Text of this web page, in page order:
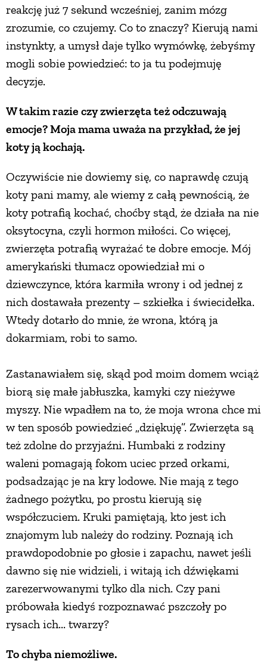
reakcję już 7 sekund wcześniej, zanim mózg
zrozumie, co czujemy. Co to znaczy? Kierują nami
instynkty, a umysł daje tylko wymówkę, żebyśmy
mogli sobie powiedzieć: to ja tu podejmuję
decyzje.
W takim razie czy zwierzęta też odczuwają
emocje? Moja mama uważa na przykład, że jej
koty ją kochają.
Oczywiście nie dowiemy się, co naprawdę czują
koty pani mamy, ale wiemy z całą pewnością, że
koty potrafią kochać, choćby stąd, że działa na nie
oksytocyna, czyli hormon miłości. Co więcej,
zwierzęta potrafią wyrażać te dobre emocje. Mój
amerykański tłumacz opowiedział mi o
dziewczynce, która karmiła wrony i od jednej z
nich dostawała prezenty – szkiełka i świecidełka.
Wtedy dotarło do mnie, że wrona, którą ja
dokarmiam, robi to samo.
Zastanawiałem się, skąd pod moim domem wciąż
biorą się małe jabłuszka, kamyki czy nieżywe
myszy. Nie wpadłem na to, że moja wrona chce mi
w ten sposób powiedzieć „dziękuję”. Zwierzęta są
też zdolne do przyjaźni. Humbaki z rodziny
waleni pomagają fokom uciec przed orkami,
podsadzając je na kry lodowe. Nie mają z tego
żadnego pożytku, po prostu kierują się
współczuciem. Kruki pamiętają, kto jest ich
znajomym lub należy do rodziny. Poznają ich
prawdopodobnie po głosie i zapachu, nawet jeśli
dawno się nie widzieli, i witają ich dźwiękami
zarezerwowanymi tylko dla nich. Czy pani
próbowała kiedyś rozpoznawać pszczoły po
rysach ich... twarzy?
To chyba niemożliwe.